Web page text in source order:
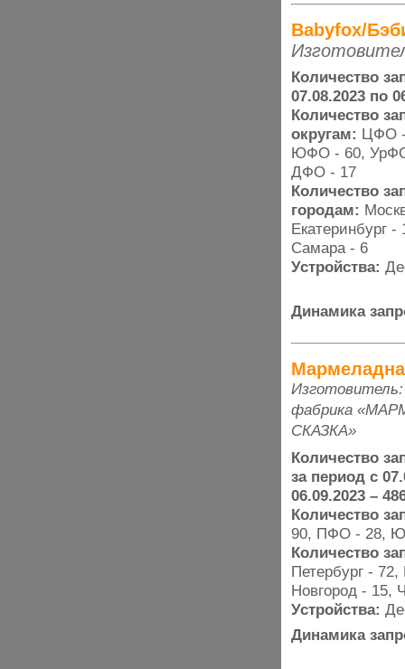
Babyfox/
Количество
07.08.2023 по
Количество
округам: ЦФО
ЮФО - 60,
ДФО - 17
Количество
городам:
Екатеринбург
Самара - 6
Устройства:
Динамика
фабрика
СКАЗКА»
Количество
за период с
06.09.2023 –
Количество
90, ПФО - 28,
Количество
Петербург -
Новгород - 15,
Устройства:
Динамика